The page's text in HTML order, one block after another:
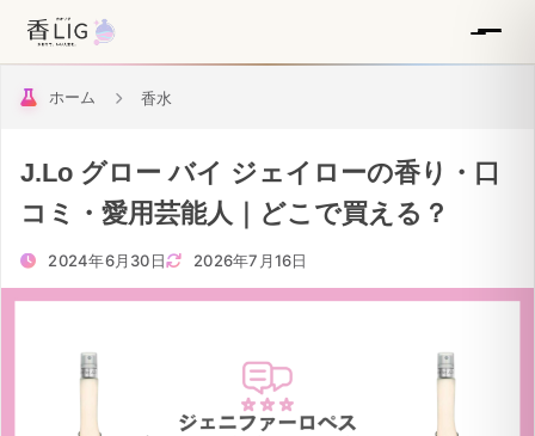
ホーム 香水
J.Lo グロー バイ ジェイローの香り・口
コミ・愛用芸能人｜どこで買える？
2024年6月30日 2026年7月16日